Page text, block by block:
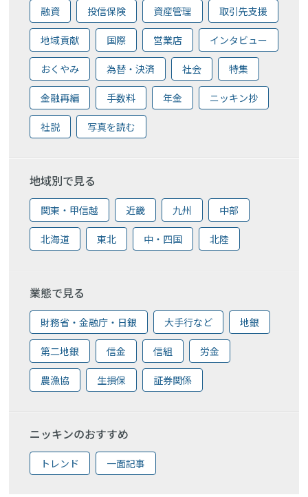
融資 投信保険 資産管理 取引先支援
地域貢献 国際 営業店 インタビュー
おくやみ 為替・決済 社会 特集
金融再編 手数料 年金 ニッキン抄
社説 写真を読む
地域別で見る
関東・甲信越 近畿 九州 中部
北海道 東北 中・四国 北陸
業態で見る
財務省・金融庁・日銀 大手行など 地銀
第二地銀 信金 信組 労金
農漁協 生損保 証券関係
ニッキンのおすすめ
トレンド 一面記事